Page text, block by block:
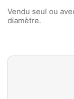
Vendu seul ou
diamètre.